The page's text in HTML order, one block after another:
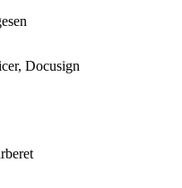
Docusign